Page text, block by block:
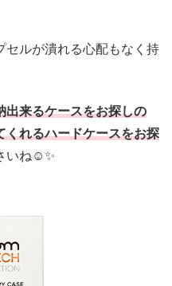
セルが潰れる心配もなく持
出来るケースをお探しの
くれるハードケースをお探
いね☺️✨